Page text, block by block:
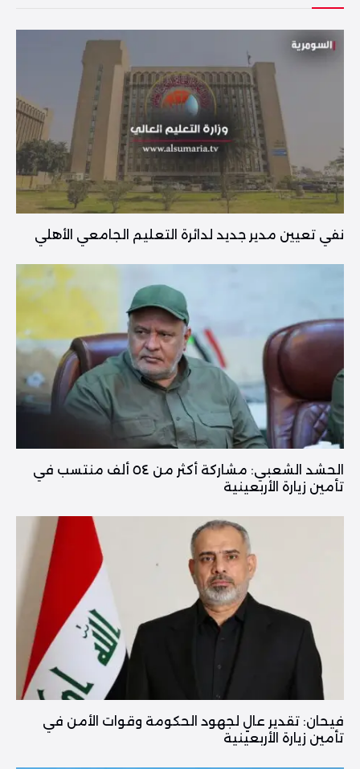
نفي تعيين مدير جديد لدائرة التعليم الجامعي الأهلي
الحشد الشعبي: مشاركة أكثر من ٥٤ ألف منتسب في
تأمين زيارة الأربعينية
فیحان: تقدير عالٍ لجهود الحكومة وقوات الأمن في
تأمين زيارة الأربعينية